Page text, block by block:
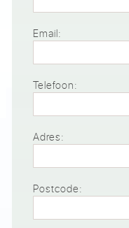
Email:
Telefoon:
Adres:
Postcode: